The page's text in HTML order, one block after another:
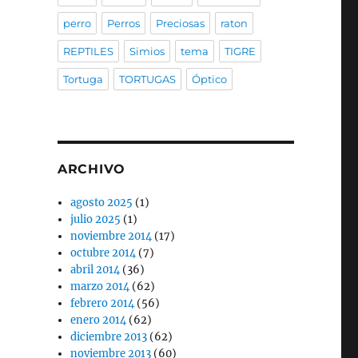
perro Perros Preciosas raton
REPTILES Simios tema TIGRE
Tortuga TORTUGAS Óptico
ARCHIVO
agosto 2025 (1)
julio 2025 (1)
noviembre 2014(17)
octubre 2014(7)
abril 2014(36)
marzo 2014(62)
febrero 2014(56)
enero 2014(62)
diciembre 2013 (62)
noviembre 2013 (60)